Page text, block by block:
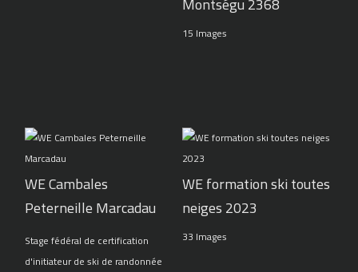
15 Images
WE Cambales
Peterneille Marcadau
Stage fédéral de certification
d'initiateur de ski de randonnée
WE formation ski toutes
neiges 2023
33 Images